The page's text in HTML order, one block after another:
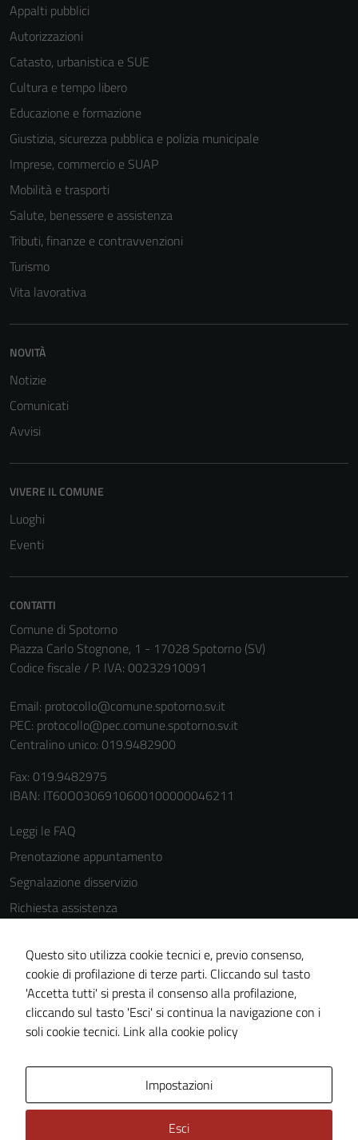
Appalti pubblici
Autorizzazioni
Catasto, urbanistica e SUE
Cultura e tempo libero
Educazione e formazione
Giustizia, sicurezza pubblica e polizia municipale
Imprese, commercio e SUAP
Mobilità e trasporti
Salute, benessere e assistenza
Tributi, finanze e contravvenzioni
Turismo
Vita lavorativa
NOVITÀ
Notizie
Comunicati
Avvisi
VIVERE IL COMUNE
Luoghi
Eventi
CONTATTI
Comune di Spotorno
Piazza Carlo Stognone, 1 - 17028 Spotorno (SV)
Codice fiscale / P. IVA: 00232910091
Email: protocollo@comune.spotorno.sv.it
PEC: protocollo@pec.comune.spotorno.sv.it
Centralino unico: 019.9482900
Fax: 019.9482975
IBAN: IT60O0306910600100000046211
Leggi le FAQ
Prenotazione appuntamento
Segnalazione disservizio
Richiesta assistenza
Informativa privacy
Cookie Policy
Note legali
Dichiarazione di accessibilità
Piano di miglioramento del sito
Statistiche sito web
Questo sito utilizza cookie tecnici e, previo consenso,
cookie di profilazione di terze parti. Cliccando sul tasto
'Accetta tutti' si presta il consenso alla profilazione,
cliccando sul tasto 'Esci' si continua la navigazione con i
soli cookie tecnici. Link alla cookie policy
Impostazioni
Esci